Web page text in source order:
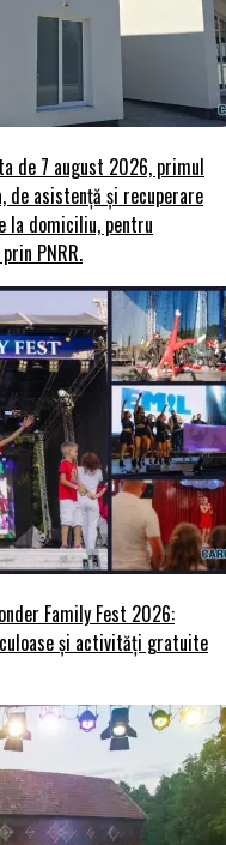
de 7 august 2026, primul
de asistență și recuperare
la domiciliu, pentru
PNRR.
Family Fest 2026:
și activități gratuite